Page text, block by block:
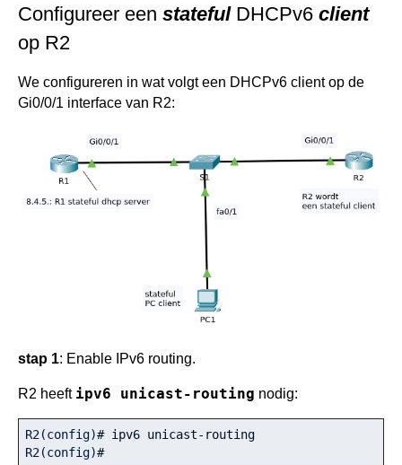
troubleshoot OSPFv3
Configureer een statefulDHCPv6 client
op R2
We configureren in wat volgt een DHCPv6 client op de
Gi0/0/1 interface van R2:
stap 1: Enable IPv6 routing.
R2 heeft ipv6 unicast-routing nodig:
R2(config)# ipv6 unicast-routing
R2(config)#